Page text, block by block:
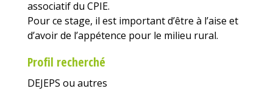
associatif du CPIE.
Pour ce stage, il est important d’être à l’aise et
d’avoir de l’appétence pour le milieu rural.
Profil recherché
DEJEPS ou autres